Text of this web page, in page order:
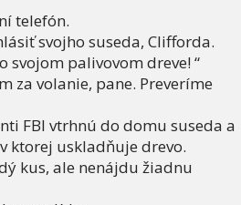
telefón.
svojho suseda, Clifforda.
svojom palivovom dreve! “
za volanie, pane. Preveríme
FBI vtrhnú do domu suseda a
ktorej uskladňuje drevo.
kus, ale nenájdu žiadnu